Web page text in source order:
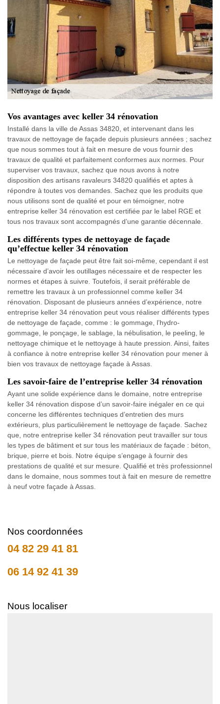
Vos avantages avec keller 34 rénovation
Installé dans la ville de Assas 34820, et intervenant dans les
travaux de nettoyage de façade depuis plusieurs années ; sachez
que nous sommes tout à fait en mesure de vous fournir des
travaux de qualité et parfaitement conformes aux normes. Pour
superviser vos travaux, sachez que nous avons à notre
disposition des artisans ravaleurs 34820 qualifiés et aptes à
répondre à toutes vos demandes. Sachez que les produits que
nous utilisons sont de qualité et pour en témoigner, notre
entreprise keller 34 rénovation est certifiée par le label RGE et
tous nos travaux sont accompagnés d’une garantie décennale.
Les différents types de nettoyage de façade
qu’effectue keller 34 rénovation
Le nettoyage de façade peut être fait soi-même, cependant il est
nécessaire d’avoir les outillages nécessaire et de respecter les
normes et étapes à suivre. Toutefois, il serait préférable de
remettre les travaux à un professionnel comme keller 34
rénovation. Disposant de plusieurs années d’expérience, notre
entreprise keller 34 rénovation peut vous réaliser différents types
de nettoyage de façade, comme : le gommage, l’hydro-
gommage, le ponçage, le sablage, la nébulisation, le peeling, le
nettoyage chimique et le nettoyage à haute pression. Ainsi, faites
à confiance à notre entreprise keller 34 rénovation pour mener à
bien vos travaux de nettoyage façade à Assas.
Les savoir-faire de l’entreprise keller 34 rénovation
Ayant une solide expérience dans le domaine, notre entreprise
keller 34 rénovation dispose d’un savoir-faire inégaler en ce qui
concerne les différentes techniques d’entretien des murs
extérieurs, plus particulièrement le nettoyage de façade. Sachez
que, notre entreprise keller 34 rénovation peut travailler sur tous
les types de bâtiment et sur tous les matériaux de façade : béton,
brique, pierre et bois. Notre équipe s’engage à fournir des
prestations de qualité et sur mesure. Qualifié et très professionnel
dans le domaine, nous sommes tout à fait en mesure de remettre
à neuf votre façade à Assas.
Nos coordonnées
04 82 29 41 81
06 14 92 41 39
Nous localiser